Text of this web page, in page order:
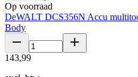
Op voorraad
DeWALT DCS356N Accu
Body
143,99